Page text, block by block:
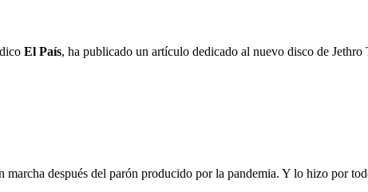
El País, ha publicado un artículo dedicado al nuevo disco de
marcha después del parón producido por la pandemia. Y lo hizo por